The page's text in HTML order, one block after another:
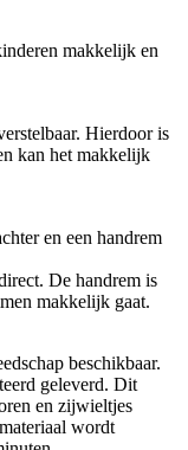
makkelijk en
Hierdoor is
kan het makkelijk
en een handrem
De handrem is
makkelijk gaat.
beschikbaar.
geleverd. Dit
en zijwieltjes
wordt